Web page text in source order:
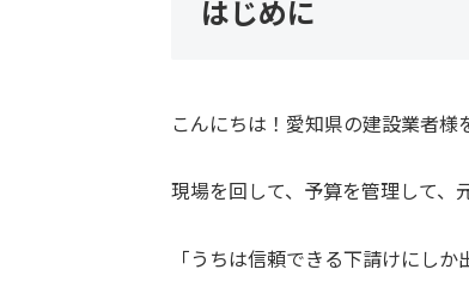
はじめに
こんにちは！愛知県の建設業者様
現場を回して、予算を管理して、
「うちは信頼できる下請けにし